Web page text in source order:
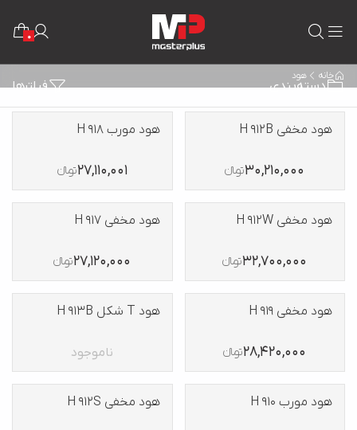
0
دسته‌بندی فیلترها
خانه هود
هود مخفی H 912B
30,210,000تومانءءء
هود مورب H 918
27,110,001تومانءءء
هود مخفی H 912W
32,700,000تومانءءء
هود مخفی H 917
27,120,000تومانءءء
هود مخفی H 919
28,420,000تومانءءء
هود T شکل H 913B
ناموجود
هود مورب H 910 هود مخفی H 912S